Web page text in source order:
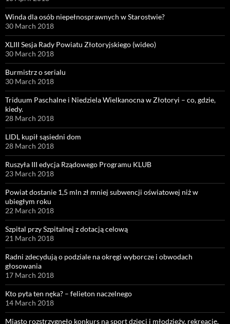
Winda dla osób niepełnosprawnych w Starostwie?
30 March 2018
XLIII Sesja Rady Powiatu Złotoryjskiego (wideo)
30 March 2018
Burmistrz o serialu
30 March 2018
Triduum Paschalne i Niedziela Wielkanocna w Złotoryi – co, gdzie,
kiedy.
28 March 2018
LIDL kupił sąsiedni dom
28 March 2018
Ruszyła III edycja Rządowego Programu KLUB
23 March 2018
Powiat dostanie 1,5 mln zł mniej subwencji oświatowej niż w
ubiegłym roku
22 March 2018
Szpital przy Szpitalnej z dotacją celową
21 March 2018
Radni zdecydują o podziale na okręgi wyborcze i obwodach
głosowania
17 March 2018
Kto pyta ten nęka? – felieton naczelnego
14 March 2018
Miasto rozstrzygnęło konkurs na sport dzieci i młodzieży, rekreację,